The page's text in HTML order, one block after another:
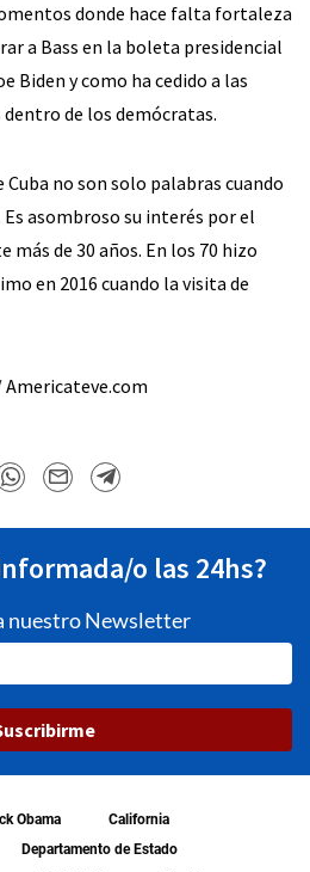
donde hace falta fortaleza
a Bass en la boleta presidencial
Biden y como ha cedido a las
de los demócratas.
Cuba no son solo palabras cuando
asombroso su interés por el
más de 30 años. En los 70 hizo
en 2016 cuando la visita de
o las 24hs?
nuestro Newsletter
Obama
California
Departamento de Estado